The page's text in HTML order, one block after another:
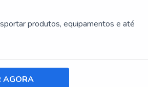
produtos, equipamentos e até
AGORA